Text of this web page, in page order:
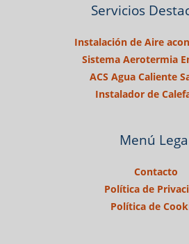
Servicios
Instalación de Aire
Sistema Aerotermia
ACS Agua Caliente
Instalador de
Menú
Contacto
Política de
Política de